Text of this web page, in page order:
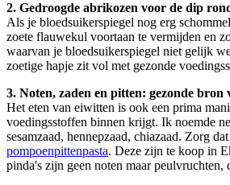
2. Gedroogde abrikozen voor de dip
Als je bloedsuikerspiegel nog erg
zoete flauwekul voortaan te vermijden en
waarvan je bloedsuikerspiegel niet gelijk
zoetige hapje zit vol met gezonde
3. Noten, zaden en pitten: gezonde
Het eten van eiwitten is ook een prima
voedingsstoffen binnen krijgt. Ik noemde
sesamzaad, hennepzaad, chiazaad. Zorg
pompoenpittenpasta. Deze zijn te koop in
pinda's zijn geen noten maar peulvruchten,